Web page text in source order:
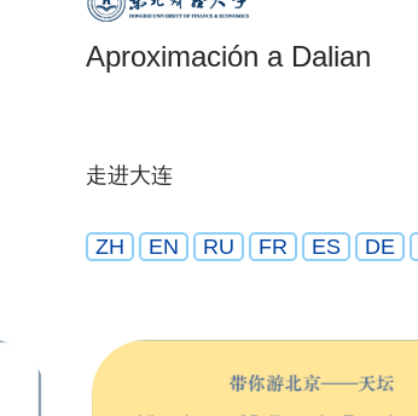
Aproximación a Dalian
走进大连
ZH EN RU FR ES DE